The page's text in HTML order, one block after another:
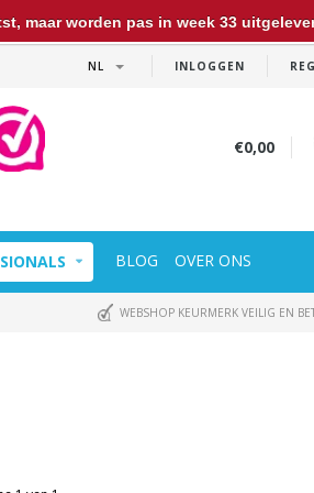
INLOGGEN
NL
€0,00
BLOG OVER ONS
WEBSHOP KEURMERK VEILIG EN
maar worden pas in week 33